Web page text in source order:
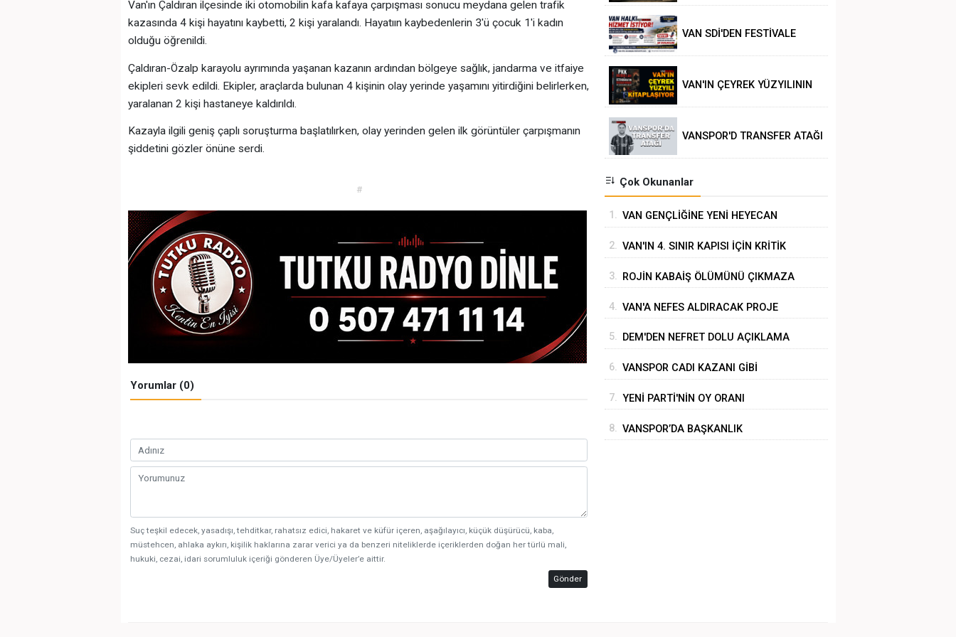
Van'ın Çaldıran ilçesinde iki otomobilin kafa kafaya çarpışması sonucu meydana gelen trafik
kazasında 4 kişi hayatını kaybetti, 2 kişi yaralandı. Hayatıın kaybedenlerin 3'ü çocuk 1'i kadın
olduğu öğrenildi.
Çaldıran-Özalp karayolu ayrımında yaşanan kazanın ardından bölgeye sağlık, jandarma ve itfaiye
ekipleri sevk edildi. Ekipler, araçlarda bulunan 4 kişinin olay yerinde yaşamını yitirdiğini belirlerken,
yaralanan 2 kişi hastaneye kaldırıldı.
Kazayla ilgili geniş çaplı soruşturma başlatılırken, olay yerinden gelen ilk görüntüler çarpışmanın
şiddetini gözler önüne serdi.
#
Yorumlar (0)
Suç teşkil edecek, yasadışı, tehditkar, rahatsız edici, hakaret ve küfür içeren, aşağılayıcı, küçük düşürücü, kaba,
müstehcen, ahlaka aykırı, kişilik haklarına zarar verici ya da benzeri niteliklerde içeriklerden doğan her türlü mali,
hukuki, cezai, idari sorumluluk içeriği gönderen Üye/Üyeler’e aittir.
Gönder
VAN SDİ'DEN FESTİVALE
VAN'IN ÇEYREK YÜZYILININ
VANSPOR'D TRANSFER ATAĞI
Çok Okunanlar
1. VAN GENÇLİĞİNE YENİ HEYECAN
2. VAN'IN 4. SINIR KAPISI İÇİN KRİTİK
3. ROJİN KABAİŞ ÖLÜMÜNÜ ÇIKMAZA
4. VAN'A NEFES ALDIRACAK PROJE
5. DEM'DEN NEFRET DOLU AÇIKLAMA
6. VANSPOR CADI KAZANI GİBİ
7. YENİ PARTİ'NİN OY ORANI
8. VANSPOR’DA BAŞKANLIK